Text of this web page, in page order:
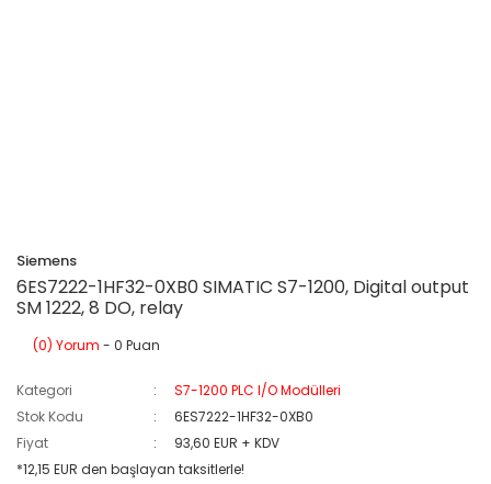
Siemens
6ES7222-1HF32-0XB0 SIMATIC S7-1200, Digital output
SM 1222, 8 DO, relay
(0) Yorum - 0 Puan
Kategori
S7-1200 PLC I/O Modülleri
Stok Kodu
6ES7222-1HF32-0XB0
Fiyat
93,60 EUR + KDV
*12,15 EUR den başlayan taksitlerle!